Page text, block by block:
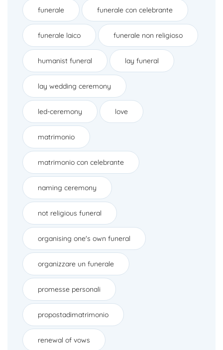
funerale funerale con celebrante
funerale laico funerale non religioso
humanist funeral lay funeral
lay wedding ceremony
led-ceremony love
matrimonio
matrimonio con celebrante
naming ceremony
not religious funeral
organising one's own funeral
organizzare un funerale
promesse personali
propostadimatrimonio
renewal of vows